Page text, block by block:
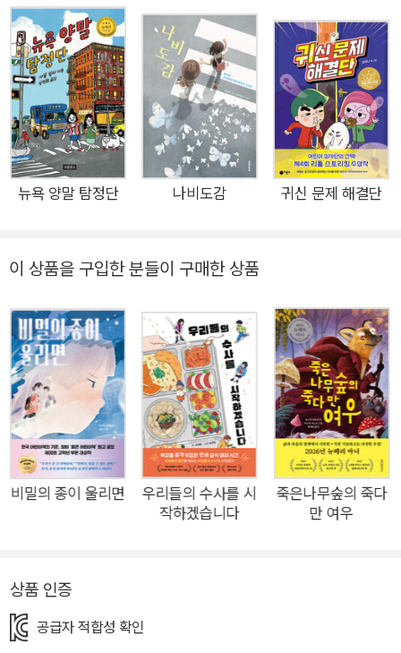
다._이승후 (어린이 심사위원) * 이 책의 유일한 단점은 짧다는
것이다._장세아 (어린이 심사위원) 100% 독자의 선택으로 최종
수상작을 결정하는 제2회 위즈덤하우스 판타지문학상 어린이 부
문 대상 수상작으로 김유경 작가의 『창밖의 기린』이 선정됐다. 어
린이 심사위원 120인의 마음을 단번에 사로잡은 『창밖의 기린』
은 인공 지능 에모스가 만든 유토피아 ‘리버뷰’에 가족과 함께 입
주하지 못하고 혼자 남은 소녀 재이의 이야기를 그린다. 재이가
가족과 떨어져 혼자 살면서 처음으로 겪게 되는 외로움과 불안,
로 무장한 작가가 던지는 질문!“동물과 인간은 어떤 관계를 맺어
‘리버뷰’에 가족과 함께 입주하지 못하고 혼자 남은 소녀 재이의
이야기이다.. 재이는 자신이 남들과 다르게 동물과 소통할 수 있
는 능력이 있기 때문에 리버뷰에 들어가지 못한다는 것을 알게 되
고, 자신만의 특별한 능력을 없애고 남들과 똑같아져 리버뷰에 들
어가려고 준비한다. 그러던 어느 날, 숲속에서 친구 소라를 만나
게 되면서 재이의 마음은 흔들리기 시작한다. 반려동물과 모진 이
별을 하고서라도 리버뷰로 떠나려는 재이에게, 소라는 반려동물
때문에 가족과 떨어져 혼자 살기를 선택했다는 이야기를 들려준
용하며 동물을 포함한 비인간에 대한 인식론적 전환이 진행되고
‘애완동물-반려동물-반려종’으로 변화해 왔다. 동물을 사고파는
뉴욕 양말 탐정단 나비도감 귀신 문제 해결단
이 상품을 구입한 분들이 구매한 상품
비밀의 종이 울리면
우리들의 수사를 시
작하겠습니다
죽은나무숲의 죽다
만 여우
상품 인증
공급자 적합성 확인